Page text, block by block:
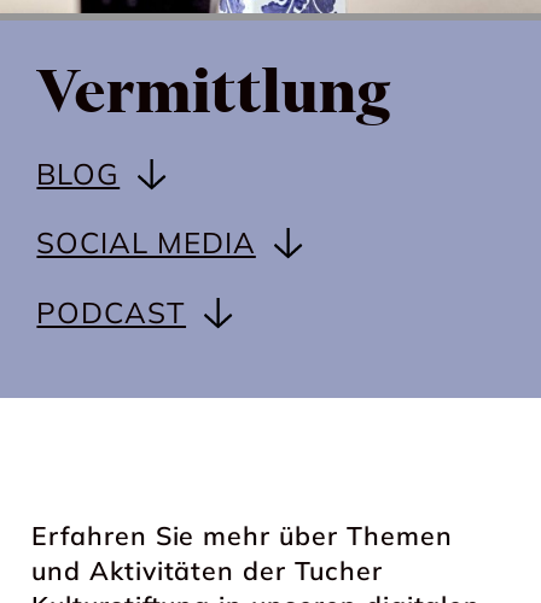
Vermittlung
BLOG
SOCIAL MEDIA
PODCAST
Erfahren Sie mehr über Themen
und Aktivitäten der Tucher